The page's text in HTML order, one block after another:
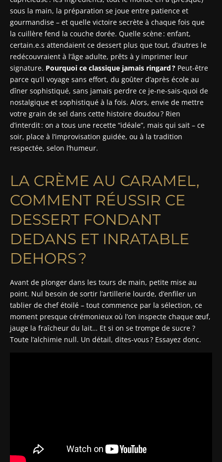
sous la main, la préparation se joue entre patience et
gourmandise – et quelle victoire secrète à chaque fois que
la cuillère fend la couche dorée. Quelle scène : enfant,
certain.e.s attendaient ce dessert plus que tout, d’autres le
redécouvraient à l’âge adulte, prêts à y imprimer leur
signature. Pourquoi ce classique jamais ringard ? Peut-être
parce qu’il voyage sans effort, du goûter d’après école au
dîner sophistiqué, sans jamais perdre ce je-ne-sais-quoi de
nostalgique et sophistiqué à la fois. Alors, envie de mettre
votre grain de sel dans cette histoire doudou ? Rien
d’interdit : on a tous une recette “idéale”, mais qui sait – ce
soir, place à l’improvisation guidée, ou à la tradition
respectée, selon l’humeur.
LA CRÈME AU CARAMEL,
COMMENT RÉUSSIR CE
DESSERT FONDANT
DEDANS ET INRATABLE
DEHORS ?
Avant de plonger dans les tours de main, petite mise au
point. Nul besoin de sortir l’artillerie lourde, d’enfiler un
tablier de chef étoilé – tout commence par la sélection, ce
moment presque cérémonieux où l’on inspecte chaque œuf,
jauge la fraîcheur du lait… Et si on se trompe de sucre ?
Toute l’alchimie null. Un détail, dites-vous ? Essayez donc.